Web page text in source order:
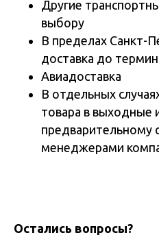
Другие
выбору
В пределах Санкт-
доставка до
Авиадоставка
В отдельных
товара в выходные
предварительному
менеджерами
Остались вопросы?